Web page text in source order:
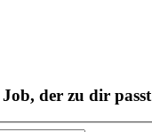
der zu dir passt